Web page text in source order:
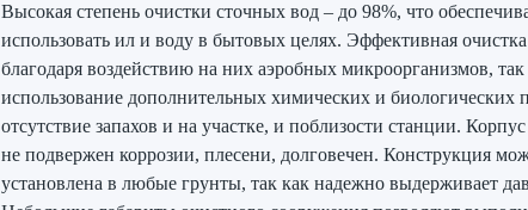
Высокая степень очистки сточных вод – до 98%, что
использовать ил и воду в бытовых целях. Эффективная очистка
благодаря воздействию на них аэробных микроорганизмов, так
использование дополнительных химических и биологических
отсутствие запахов и на участке, и поблизости станции.
не подвержен коррозии, плесени, долговечен. Конструкция
установлена в любые грунты, так как надежно выдерживает